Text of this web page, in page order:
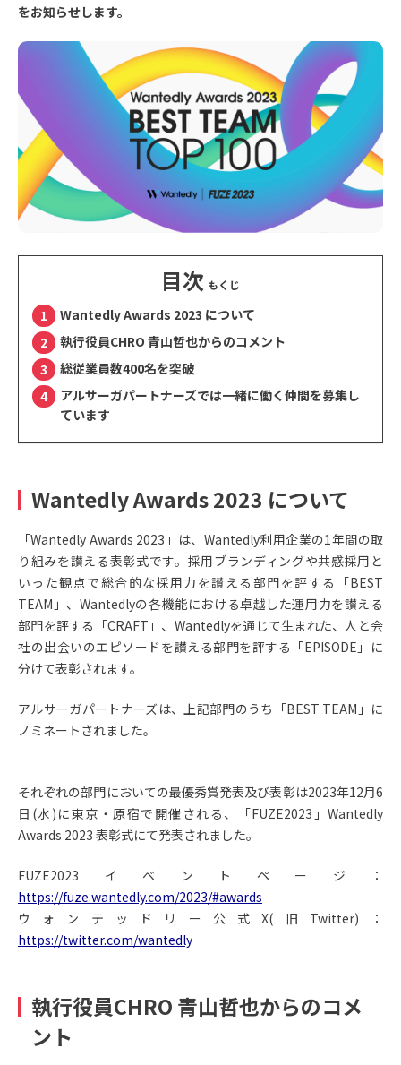
をお知らせします。
目次
Wantedly Awards 2023 について
執行役員CHRO 青山哲也からのコメント
総従業員数400名を突破
アルサーガパートナーズでは一緒に働く仲間を募集し
ています
Wantedly Awards 2023 について
「Wantedly Awards 2023」は、Wantedly利用企業の1年間の取
り組みを讃える表彰式です。採用ブランディングや共感採用と
いった観点で総合的な採用力を讃える部門を評する「BEST
TEAM」、Wantedlyの各機能における卓越した運用力を讃える
部門を評する「CRAFT」、Wantedlyを通じて生まれた、人と会
社の出会いのエピソードを讃える部門を評する「EPISODE」に
分けて表彰されます。
アルサーガパートナーズは、上記部門のうち「BEST TEAM」に
ノミネートされました。
それぞれの部門においての最優秀賞発表及び表彰は2023年12月6
日(水)に東京・原宿で開催される、「FUZE2023」Wantedly
Awards 2023 表彰式にて発表されました。
FUZE2023イベントページ：
https://fuze.wantedly.com/2023/#awards
ウォンテッドリー公式X(旧Twitter)：
https://twitter.com/wantedly
執行役員CHRO 青山哲也からのコメ
ント